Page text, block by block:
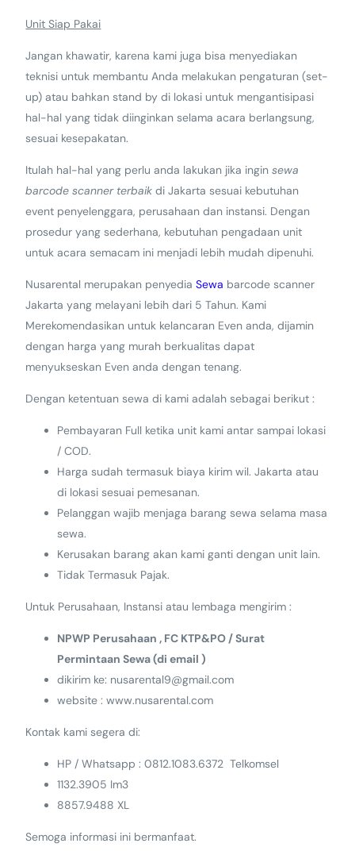
Unit Siap Pakai
Jangan khawatir, karena kami juga bisa menyediakan
teknisi untuk membantu Anda melakukan pengaturan (set-
up) atau bahkan stand by di lokasi untuk mengantisipasi
hal-hal yang tidak diinginkan selama acara berlangsung,
sesuai kesepakatan.
Itulah hal-hal yang perlu anda lakukan jika inginsewa
barcode scanner terbaik di Jakarta sesuai kebutuhan
event penyelenggara, perusahaan dan instansi. Dengan
prosedur yang sederhana, kebutuhan pengadaan unit
untuk acara semacam ini menjadi lebih mudah dipenuhi.
Nusarental merupakan penyediaSewa barcode scanner
Jakarta yang melayani lebih dari 5 Tahun. Kami
Merekomendasikan untuk kelancaran Even anda, dijamin
dengan harga yang murah berkualitas dapat
menyukseskan Even anda dengan tenang.
Dengan ketentuan sewa di kami adalah sebagai berikut :
Pembayaran Full ketika unit kami antar sampai lokasi
/ COD.
Harga sudah termasuk biaya kirim wil. Jakarta atau
di lokasi sesuai pemesanan.
Pelanggan wajib menjaga barang sewa selama masa
sewa.
Kerusakan barang akan kami ganti dengan unit lain.
Tidak Termasuk Pajak.
Untuk Perusahaan, Instansi atau lembaga mengirim :
NPWP Perusahaan , FC KTP&PO / Surat
Permintaan Sewa (di email )
dikirim ke: nusarental9@gmail.com
website : www.nusarental.com
Kontak kami segera di:
HP / Whatsapp : 0812.1083.6372 Telkomsel
1132.3905 Im3
8857.9488 XL
Semoga informasi ini bermanfaat.